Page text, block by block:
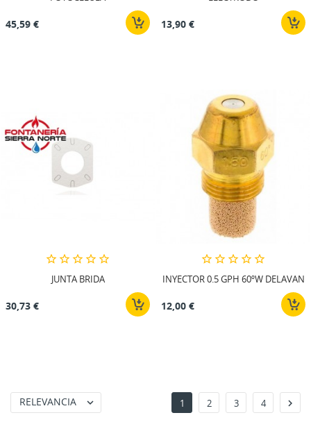
45,59 € 13,90 €
JUNTA BRIDA
30,73 €
INYECTOR 0.5 GPH 60ºW DELAVAN
12,00 €
RELEVANCIA  1 2 3 4 